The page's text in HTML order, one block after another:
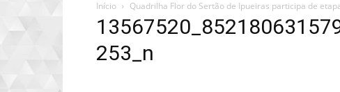
Início Quadrilha Flor do Sertão de Ipueiras participa de
253_n